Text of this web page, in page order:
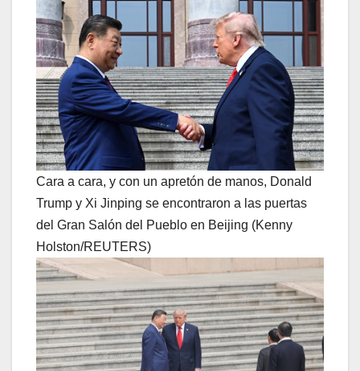
Cara a cara, y con un apretón de manos, Donald
Trump y Xi Jinping se encontraron a las puertas
del Gran Salón del Pueblo en Beijing (Kenny
Holston/REUTERS)